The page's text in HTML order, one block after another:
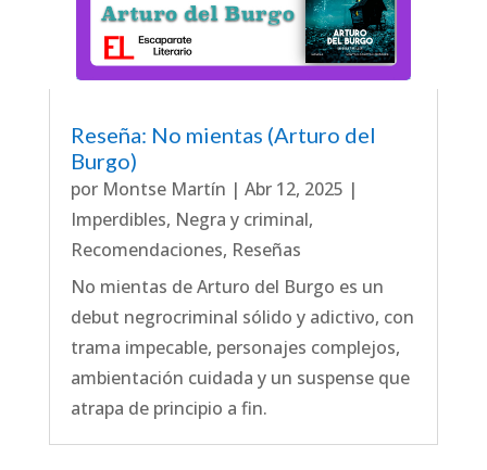
Reseña: No mientas (Arturo del
Burgo)
por Montse Martín | Abr 12, 2025 |
Imperdibles, Negra y criminal,
Recomendaciones, Reseñas
No mientas de Arturo del Burgo es un
debut negrocriminal sólido y adictivo, con
trama impecable, personajes complejos,
ambientación cuidada y un suspense que
atrapa de principio a fin.